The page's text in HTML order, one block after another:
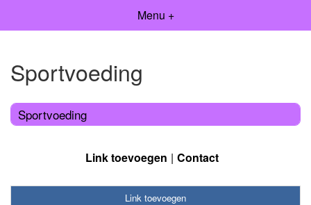
Menu +
Sportvoeding
Sportvoeding
Link toevoegen Contact
Link toevoegen